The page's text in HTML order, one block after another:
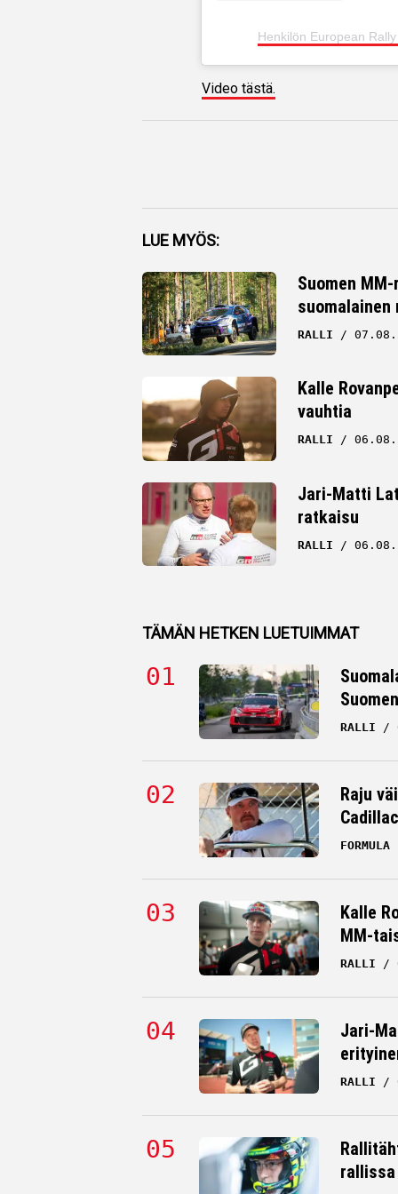
Henkilön European
Video tästä.
Facebook
Twitter
Whatsapp
LUE MYÖS:
Suomen
RALLI
Kalle
vauhtia
RALLI
Jari-Matti
ratkaisu
RALLI
TÄMÄN HETKEN LUETUIMMAT
RALLI
Raju
FORMULA
Kalle
MM-
RALLI
Jari-
RALLI
rallissa